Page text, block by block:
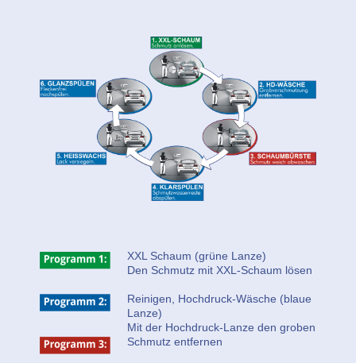
XXL Schaum (grüne Lanze)
Den Schmutz mit XXL-Schaum lösen
Reinigen, Hochdruck-Wäsche (blaue
Lanze)
Mit der Hochdruck-Lanze den groben
Schmutz entfernen